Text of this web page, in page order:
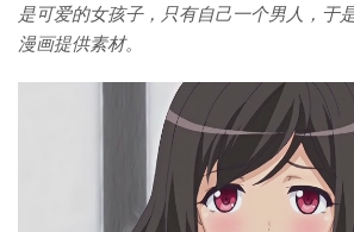
是可爱的女孩子，只有自己一个男人，于
漫画提供素材。